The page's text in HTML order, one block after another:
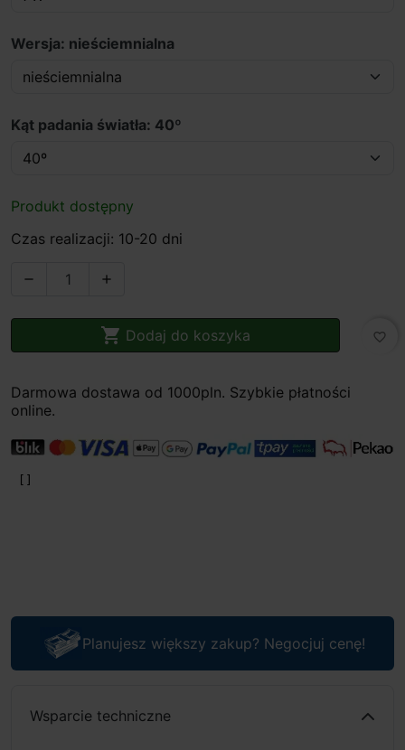
Wersja: nieściemnialna
Kąt padania światła: 40º
Produkt dostępny
Czas realizacji: 10-20 dni
 
 Dodaj do koszyka favorite_border
Darmowa dostawa od 1000pln. Szybkie płatności
online.
Planujesz większy zakup? Negocjuj cenę!
Wsparcie techniczne